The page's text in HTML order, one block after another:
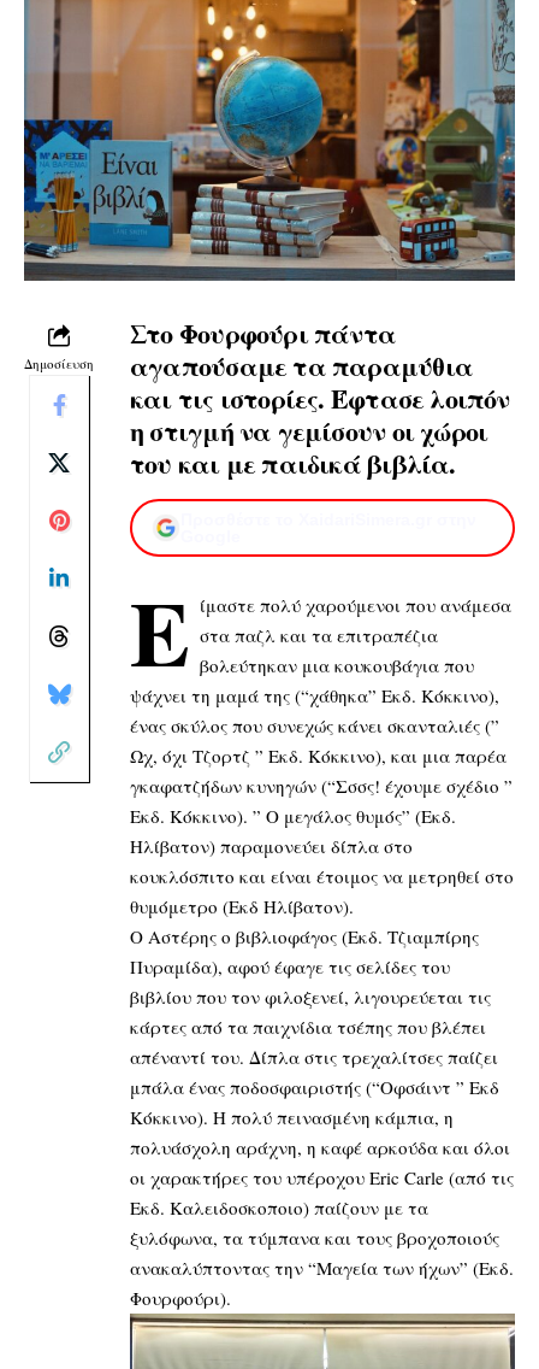
Δημοσίευση
Στο Φουρφούρι πάντα
αγαπούσαμε τα παραμύθια
και τις ιστορίες. Έφτασε λοιπόν
η στιγμή να γεμίσουν οι χώροι
του και με παιδικά βιβλία.
Ε ίμαστε πολύ χαρούμενοι που ανάμεσα
στα παζλ και τα επιτραπέζια
βολεύτηκαν μια κουκουβάγια που
ψάχνει τη μαμά της (“χάθηκα” Εκδ. Κόκκινο),
ένας σκύλος που συνεχώς κάνει σκανταλιές (”
Ωχ, όχι Τζορτζ ” Εκδ. Κόκκινο), και μια παρέα
γκαφατζήδων κυνηγών (“Σσσς! έχουμε σχέδιο ”
Εκδ. Κόκκινο). ” Ο μεγάλος θυμός” (Εκδ.
Ηλίβατον) παραμονεύει δίπλα στο
κουκλόσπιτο και είναι έτοιμος να μετρηθεί στο
θυμόμετρο (Εκδ Ηλίβατον).
Ο Αστέρης ο βιβλιοφάγος (Εκδ. Τζιαμπίρης
Πυραμίδα), αφού έφαγε τις σελίδες του
βιβλίου που τον φιλοξενεί, λιγουρεύεται τις
κάρτες από τα παιχνίδια τσέπης που βλέπει
απέναντί του. Δίπλα στις τρεχαλίτσες παίζει
μπάλα ένας ποδοσφαιριστής (“Οφσάιντ ” Εκδ
Κόκκινο). Η πολύ πεινασμένη κάμπια, η
πολυάσχολη αράχνη, η καφέ αρκούδα και όλοι
οι χαρακτήρες του υπέροχου Eric Carle (από τις
Εκδ. Καλειδοσκοποιο) παίζουν με τα
ξυλόφωνα, τα τύμπανα και τους βροχοποιούς
ανακαλύπτοντας την “Μαγεία των ήχων” (Εκδ.
Φουρφούρι).